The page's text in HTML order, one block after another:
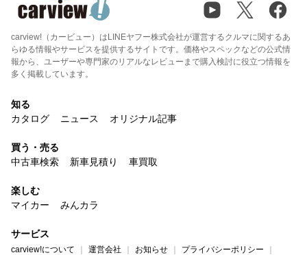
carview!（カービュー）はLINEヤフー株式会社が運営するクルマに関するあ
らゆる情報やサービスを提供するサイトです。価格やスペックなどの公式情
報から、ユーザーや専門家のリアルなレビューまで購入検討に役立つ情報を
多く掲載しています。
知る
カタログ
ニュース オリジナル記事
買う・売る
中古車検索
新車見積り 車買取
楽しむ
マイカー
みんカラ
サービス
carview!について 運営会社 お知らせ
プライバシーポリシー